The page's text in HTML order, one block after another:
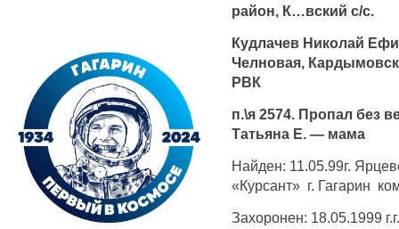
район, К…вский с/с.
Кудлачев Николай
Челновая,
РВК
п.\я 2574. Пропал без
Татьяна Е. — мама
Найден: 11.05.99г.
«Курсант» г. Гагарин
Захоронен: 18.05.1999